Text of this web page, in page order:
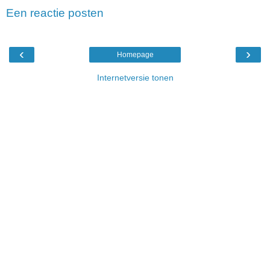
Een reactie posten
‹ ›
Homepage
Internetversie tonen